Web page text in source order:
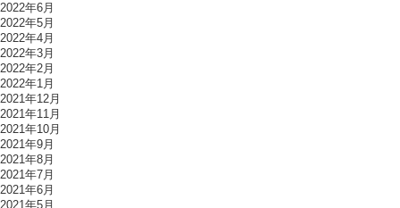
2022年6月
2022年5月
2022年4月
2022年3月
2022年2月
2022年1月
2021年12月
2021年11月
2021年10月
2021年9月
2021年8月
2021年7月
2021年6月
2021年5月